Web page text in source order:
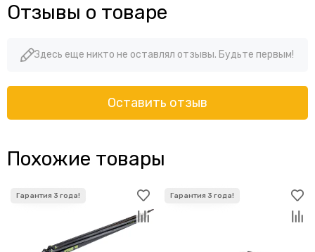
Отзывы о товаре
Здесь еще никто не оставлял отзывы. Будьте первым!
Оставить отзыв
Похожие товары